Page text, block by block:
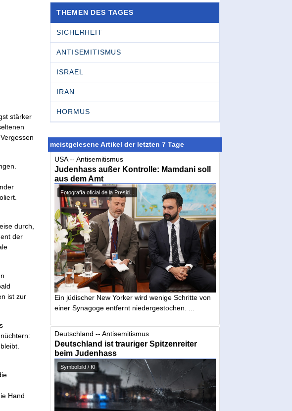
stärker
durch,
der
ist zur
Hand
THEMEN DES TAGES
SICHERHEIT
ANTISEMITISMUS
ISRAEL
IRAN
HORMUS
meistgelesene Artikel der letzten 7 Tage
USA -- Antisemitismus
Judenhass außer Kontrolle: Mamdani soll
aus dem Amt
Fotografía oficial de la Presid...
Ein jüdischer New Yorker wird wenige Schritte von
einer Synagoge entfernt niedergestochen. ...
Deutschland -- Antisemitismus
Deutschland ist trauriger Spitzenreiter
beim Judenhass
Symbolbild / KI